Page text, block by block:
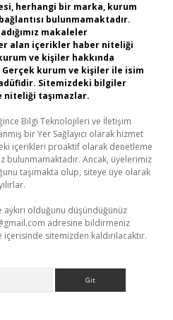
herhangi bir marka, kurum
bulunmamaktadır.
makaleler
alan içerikler haber niteliği
ve kişiler hakkında
Gerçek kurum ve kişiler ile isim
Sitemizdeki bilgiler
taşımazlar.
Bilgi Teknolojileri ve İletişim
bir Yer Sağlayıcı olarak hizmet
içerikleri proaktif olarak denetleme
bulunmamaktadır. Ancak, üyelerimiz
taşımakta olup, siteye üye olarak
olduğunu düşündüğünüz
adresine bildirmeniz
sitemizden kaldırılacaktır.